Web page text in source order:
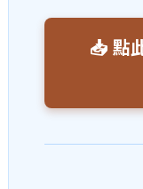
📥 點